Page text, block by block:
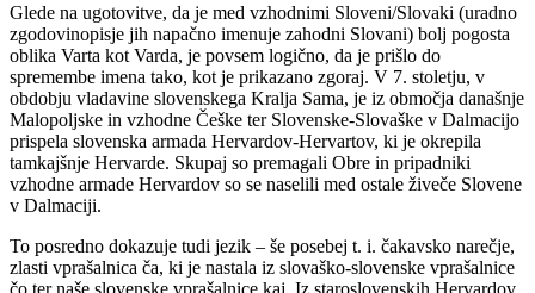
Glede na ugotovitve, da je med vzhodnimi Sloveni/Slovaki (uradno
zgodovinopisje jih napačno imenuje zahodni Slovani) bolj pogosta
oblika Varta kot Varda, je povsem logično, da je prišlo do
spremembe imena tako, kot je prikazano zgoraj. V 7. stoletju, v
obdobju vladavine slovenskega Kralja Sama, je iz območja današnje
Malopoljske in vzhodne Češke ter Slovenske-Slovaške v Dalmacijo
prispela slovenska armada Hervardov-Hervartov, ki je okrepila
tamkajšnje Hervarde. Skupaj so premagali Obre in pripadniki
vzhodne armade Hervardov so se naselili med ostale živeče Slovene
v Dalmaciji.
To posredno dokazuje tudi jezik – še posebej t. i. čakavsko narečje,
zlasti vprašalnica ča, ki je nastala iz slovaško-slovenske vprašalnice
čo ter naše slovenske vprašalnice kaj. Iz staroslovenskih Hervardov